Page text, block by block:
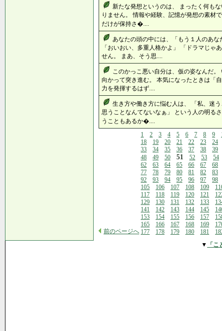
新たな発想というのは、 まったく何も
りません。 情報や経験、記憶が発想の素材
だけが保持さ�....
あなたの頭の中には、「もう１人のあ
「おいおい、多重人格かよ」 「ドラマじゃ
せん。 まあ、そう思....
このかっこ悪い自分は、仮の姿なんだ
向かって突き進む。 本気になったときは「
力を発揮するはず....
生き方や働き方に悩む人は、 「私、迷
思うことなんてないなぁ」 という人の明る
うこともあるか�....
前のページへ
1 2 3 4 5 6 7 8 9
18
19 20 21 22 23
24
33
34 35 36 37 38
39
48
49 50 51 52 53
54
62
63 64 65 66 67
68
77
78 79 80 81 82
83
92
93 94 95 96 97
98
105
106 107 108 109
117
118 119 120 121
129
130 131 132 133
141
142 143 144 145
153
154 155 156 157
165
166 167 168 169
177
178 179 180 181
▼
「